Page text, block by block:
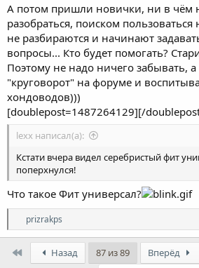
А потом пришли новички, ни в чём
разобраться, поиском
не разбираются и начинают
вопросы... Кто будет помогать?
Поэтому не надо ничего забывать,
"круговорот" на форуме и
хондоводов)))
[doublepost=1487264129][/
lexx написал(а):
Кстати вчера видел серебристый фит
поперхнулся!
Что такое Фит универсал?
Р
е
а
prizrakps
Назад 87 из 89 Вперёд